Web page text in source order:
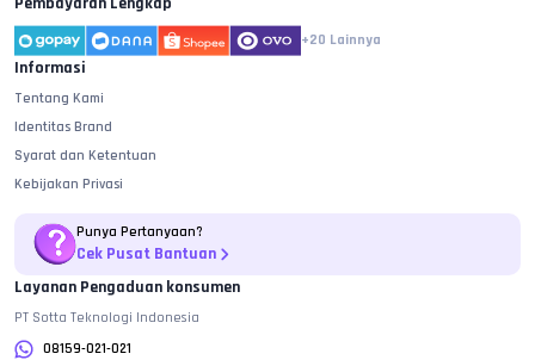
+20 Lainnya
Informasi
Tentang Kami
Identitas Brand
Syarat dan Ketentuan
Kebijakan Privasi
Punya Pertanyaan?
Cek Pusat Bantuan
Layanan Pengaduan konsumen
PT Sotta Teknologi Indonesia
08159-021-021